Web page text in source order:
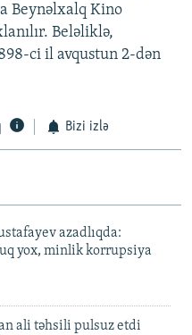
Beynəlxalq Kino
Beləliklə,
ci il avqustun 2-dən
Bizi izlə
azadlıqda:
yox, minlik korrupsiya
ali təhsili pulsuz etdi